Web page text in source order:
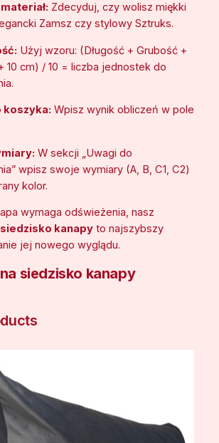
Zdecyduj, czy wolisz miękki
Zamsz czy stylowy Sztruks.
Użyj wzoru: (Długość + Grubość +
10 cm) / 10 = liczba jednostek do
koszyka: Wpisz wynik obliczeń w pole
W sekcji „Uwagi do
wpisz swoje wymiary (A, B, C1, C2)
kolor.
wymaga odświeżenia, nasz
kanapyto najszybszy
jej nowego wyglądu.
siedzisko kanapy